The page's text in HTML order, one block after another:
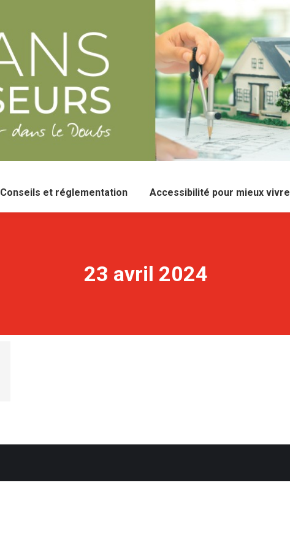
Conseils et réglementation Accessibilité pour mieux vivre
23 avril 2024